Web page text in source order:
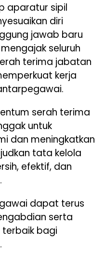
aparatur sipil
diri
jawab baru
seluruh
terima jabatan
kerja
serah terima
untuk
dan meningkatkan
tata kelola
efektif, dan
dapat terus
serta
terbaik bagi